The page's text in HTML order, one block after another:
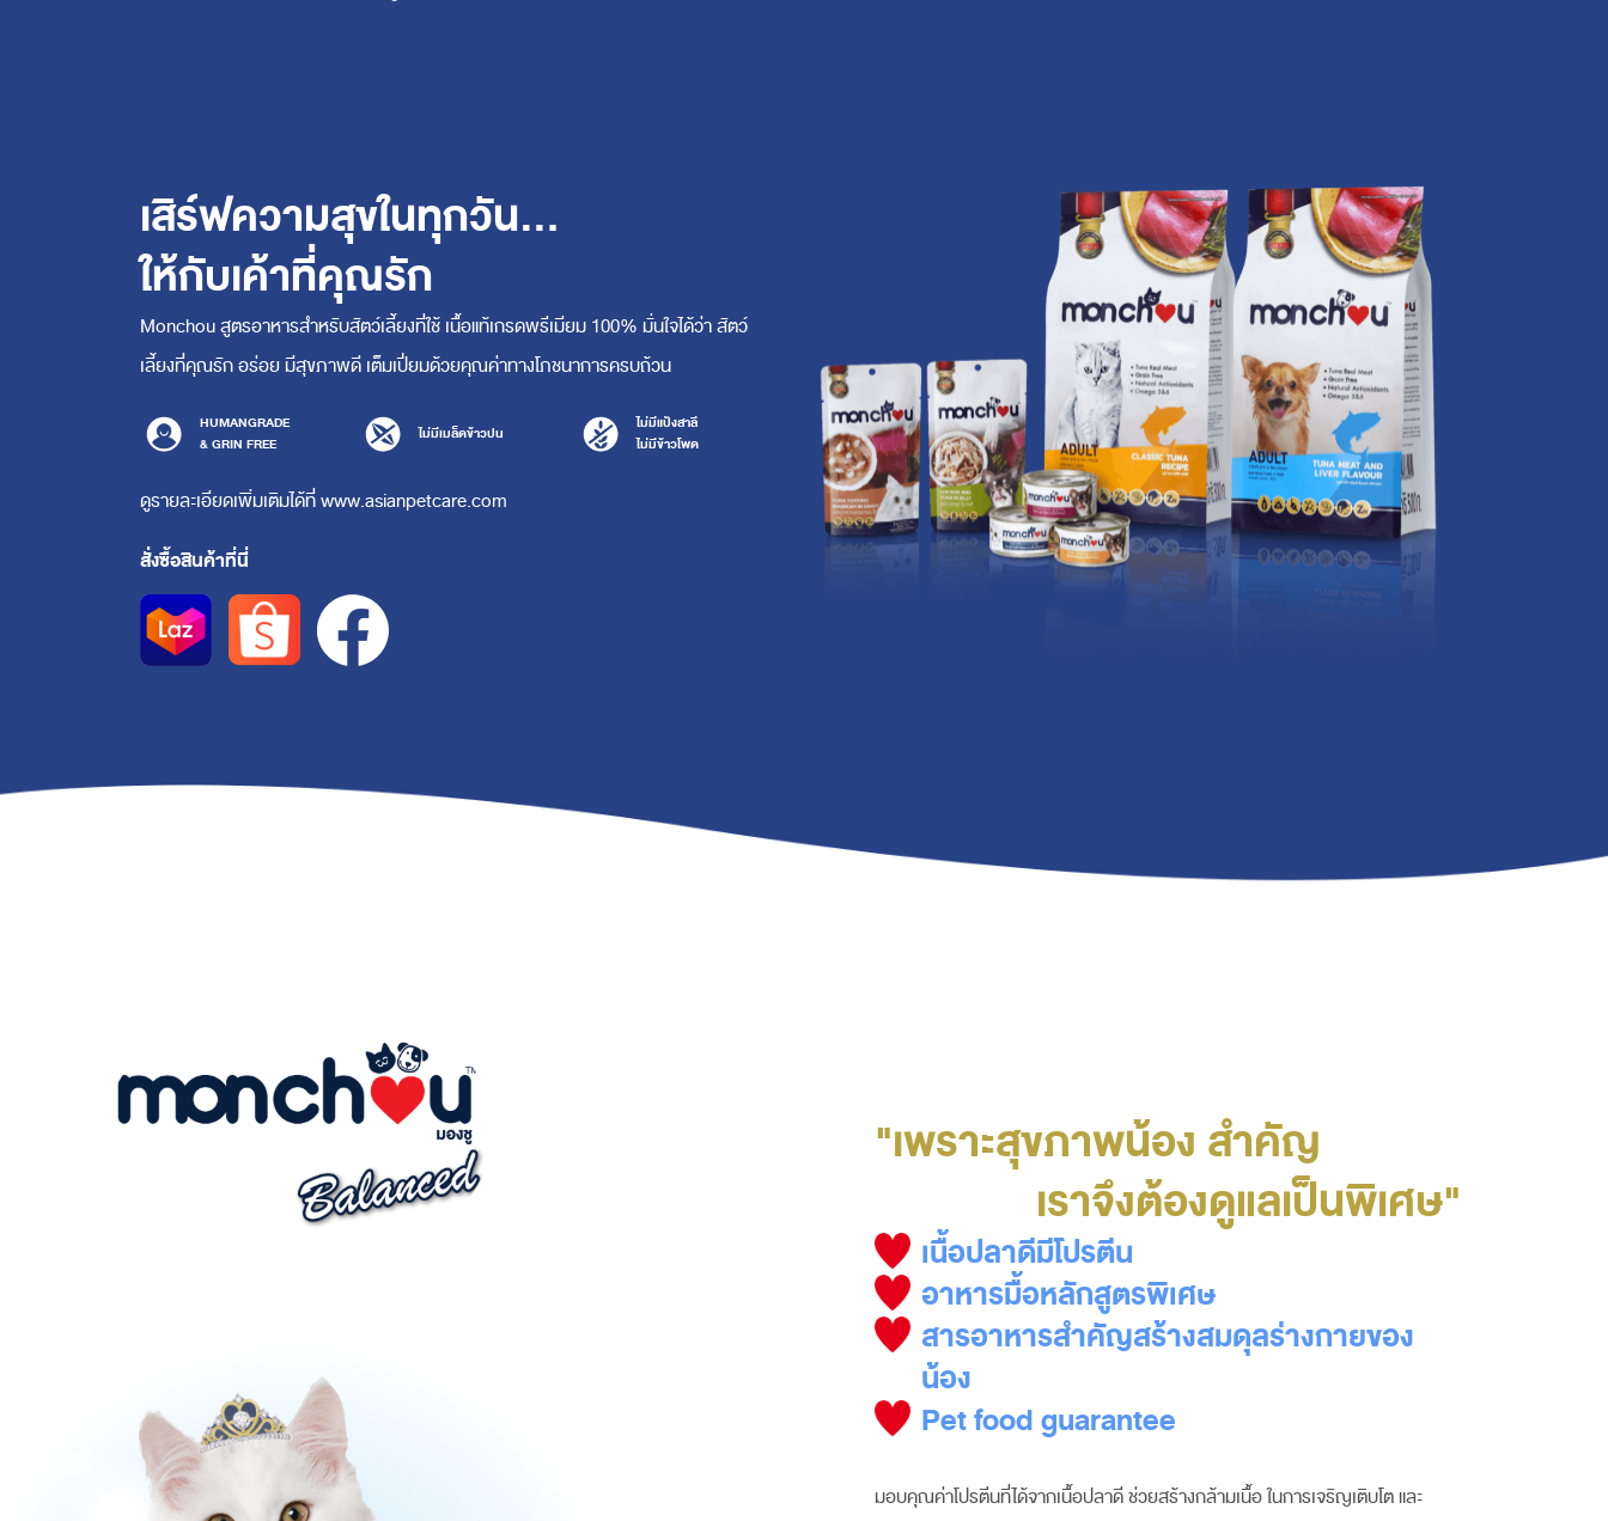
เสิร์ฟความสุขในทุกวัน...
ให้กับเค้าที่คุณรัก
Monchou สูตรอาหารสำหรับสัตว์เลี้ยงที่ใช้ เนื้อแท้เกรดพรีเมียม 100% มั่นใจได้ว่า สัตว์
เลี้ยงที่คุณรัก อร่อย มีสุขภาพดี เต็มเปี่ยมด้วยคุณค่าทางโภชนาการครบถ้วน
HUMANGRADE
& GRIN FREE
ไม่มีเมล็ดข้าวปน
ไม่มีแป้งสาลี
ไม่มีข้าวโพด
ดูรายละเอียดเพิ่มเติมได้ที่ www.asianpetcare.com
สั่งซื้อสินค้าที่นี่
"เพราะสุขภาพน้อง สำคัญ
เราจึงต้องดูแลเป็นพิเศษ"
เนื้อปลาดีมีโปรตีน
อาหารมื้อหลักสูตรพิเศษ
สารอาหารสำคัญสร้างสมดุลร่างกายของ
น้อง
Pet food guarantee
มอบคุณค่าโปรตีนที่ได้จากเนื้อปลาดี ช่วยสร้างกล้ามเนื้อ ในการเจริญเติบโต และ